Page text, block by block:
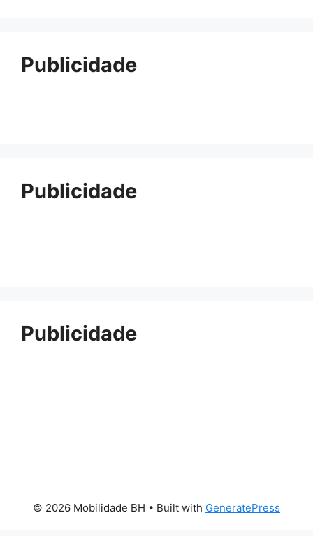
Publicidade
Publicidade
Publicidade
© 2026 Mobilidade BH • Built with GeneratePress